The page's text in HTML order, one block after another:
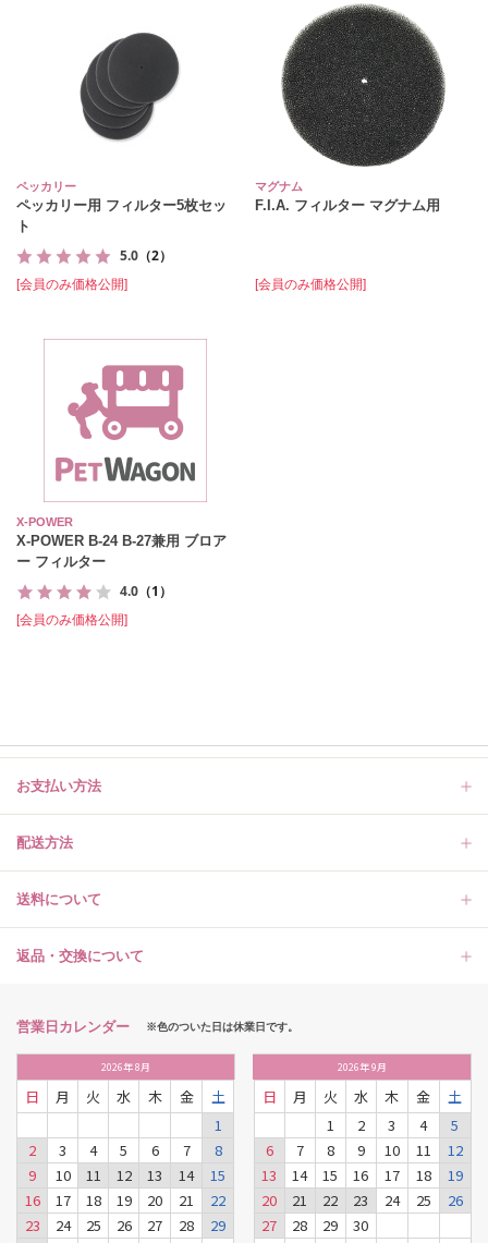
ペッカリー
ペッカリー用 フィルター5枚セッ
ト
5.0 （2）
[会員のみ価格公開]
マグナム
F.I.A. フィルター マグナム用
[会員のみ価格公開]
X-POWER
X-POWER B-24 B-27兼用 ブロア
ー フィルター
4.0 （1）
[会員のみ価格公開]
お支払い方法
配送方法
送料について
返品・交換について
営業日カレンダー ※色のついた日は休業日です。
2026年8月
日 月 火 水 木 金
土
1
2
3 4 5 6 7
8
9
10 11 12 13 14
15
16
17 18 19 20 21
22
23
24 25 26 27 28
29
2026年9月
日 月 火 水 木 金
土
1
2 3 4
5
6
7 8 9 10 11
12
13
14 15 16 17 18
19
20
21 22 23 24 25
26
27
28 29 30